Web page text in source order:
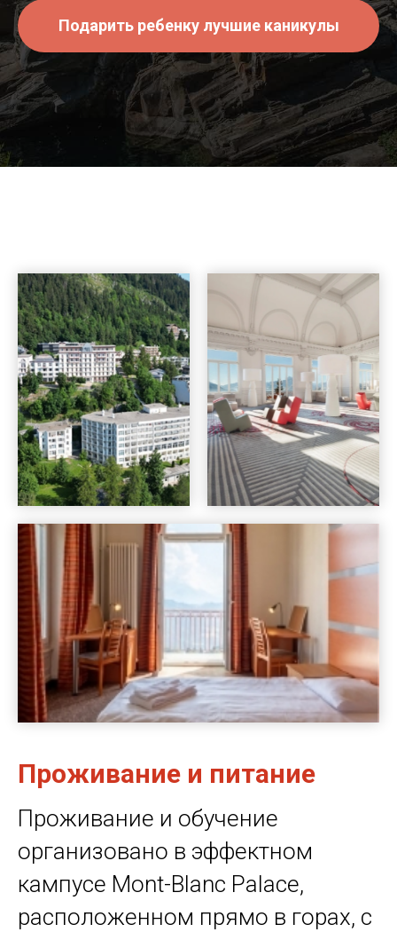
Подарить ребенку лучшие каникулы
Проживание и питание
Проживание и обучение
организовано в эффектном
кампусе Mont-Blanc Palace,
расположенном прямо в горах, с